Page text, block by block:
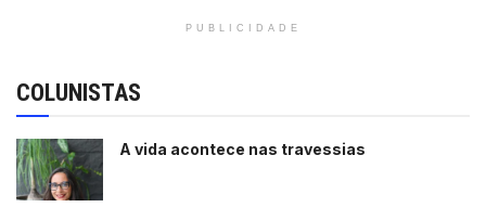
PUBLICIDADE
COLUNISTAS
A vida acontece nas travessias